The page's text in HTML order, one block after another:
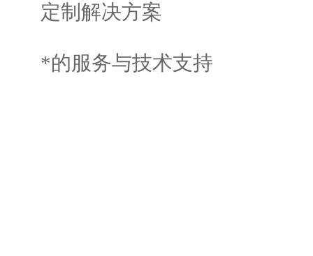
定制解决方案
*的服务与技术支持